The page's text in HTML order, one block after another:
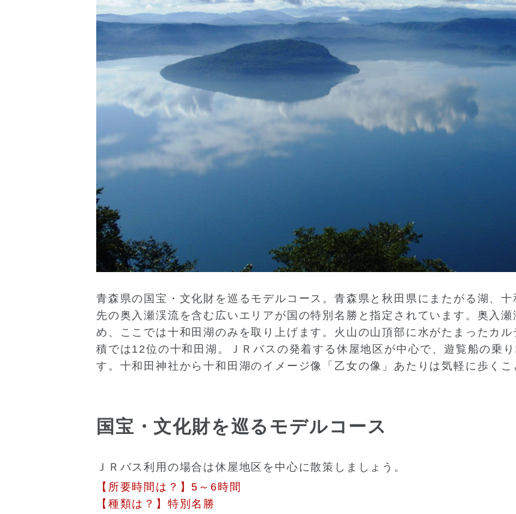
青森県の国宝・文化財を巡るモデルコース。青森県と秋田県にまたがる湖、
先の奥入瀬渓流を含む広いエリアが国の特別名勝と指定されています。奥入
め、ここでは十和田湖のみを取り上げます。火山の山頂部に水がたまったカ
積では12位の十和田湖。ＪＲバスの発着する休屋地区が中心で、遊覧船の乗
す。十和田神社から十和田湖のイメージ像「乙女の像」あたりは気軽に歩くこ
国宝・文化財を巡るモデルコース
ＪＲバス利用の場合は休屋地区を中心に散策しましょう。
【所要時間は？】5～6時間
【種類は？】特別名勝